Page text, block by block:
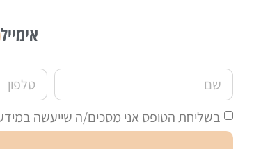
אימייל
בשליחת הטופס אני מסכים/ה שייעשה במידע